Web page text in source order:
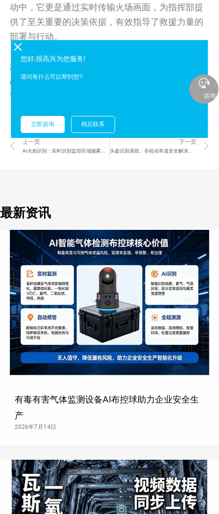
动中，它更是通过实时传输火场画面，为指挥部提
供了至关重要的决策依据，有效指导了救援力量的
部署与行动。
急指挥领域的不可替代性。它不仅是一款高科技产
品，更是公共安全体系中的重要一环，为构建更加
安全、高效、智能的社会环境贡献了不可或缺的力
量。
Prev
上一页 下一页
头盔识别系统：非机动车道安全解决方案
最新资讯
有毒有害气体监测设备AI布控球助力企业安全生
产
2026年7月14日
您好,很高兴为您服务!
请问有什么可以帮到您?
立即咨询 稍后联系
咨询